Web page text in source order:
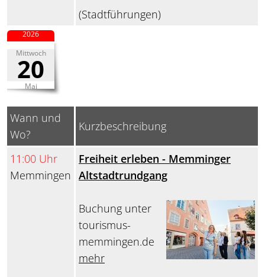
(Stadtführungen)
Mittwoch
20
Mai
2026
Wann und
Wo?
Kurzbeschreibung
11:00 Uhr
Memmingen
Freiheit erleben - Memminger
Altstadtrundgang
Buchung unter
tourismus-
memmingen.de
mehr